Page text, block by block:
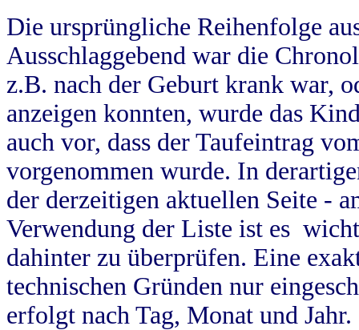
Die ursprüngliche Reihenfolge
Ausschlaggebend war die
z.B. nach der Geburt krank war,
anzeigen konnten, wurde das
auch vor, dass der Taufeintrag
vorgenommen wurde. In
der derzeitigen aktuellen Seite -
Verwendung der Liste ist es
dahinter zu überprüfen. Eine
technischen Gründen nur
erfolgt nach Tag, Monat und Jahr.